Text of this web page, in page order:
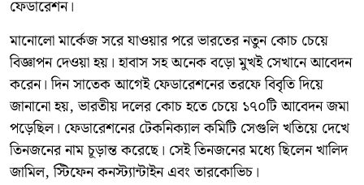
ফেডারেশন।
মানোলো মার্কেজ সরে যাওয়ার পরে ভারতের নতুন কোচ চেয়ে
বিজ্ঞাপন দেওয়া হয়। হাবাস সহ অনেক বড়ো মুখই সেখানে আবেদন
করেন। দিন সাতেক আগেই ফেডারেশনের তরফে বিবৃতি দিয়ে
জানানো হয়, ভারতীয় দলের কোচ হতে চেয়ে ১৭০টি আবেদন জমা
পড়েছিল। ফেডারেশনের টেকনিক্যাল কমিটি সেগুলি খতিয়ে দেখে
তিনজনের নাম চূড়ান্ত করেছে। সেই তিনজনের মধ্যে ছিলেন খালিদ
জামিল, স্টিফেন কনস্ট্যান্টাইন এবং তারকোভিচ।